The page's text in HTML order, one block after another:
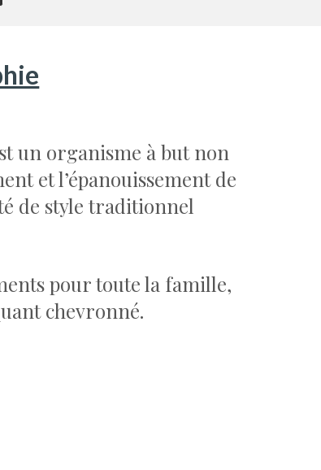
un organisme à but non
et l’épanouissement de
de style traditionnel
pour toute la famille,
chevronné.